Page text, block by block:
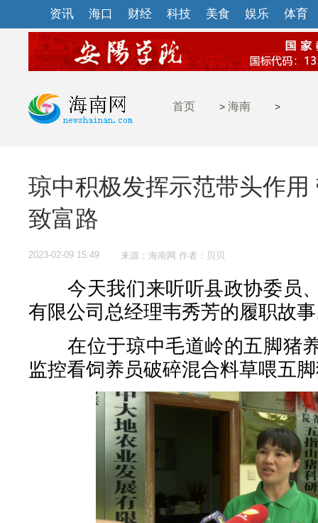
资讯 海口 财经 科技 美食 娱乐 体育
首页 > 海南 >
琼中积极发挥示范带头作
致富路
2023-02-09 15:49 来源：海南网 作者：贝贝
今天我们来听听县政协委员
有限公司总经理韦秀芳的履职故
在位于琼中毛道岭的五脚猪
监控看饲养员破碎混合料草喂五